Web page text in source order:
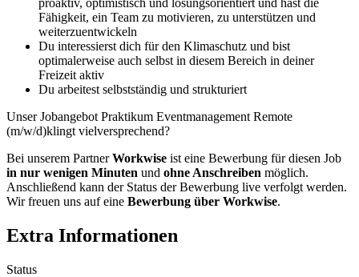
proaktiv, optimistisch und lösungsorientiert und hast die
Fähigkeit, ein Team zu motivieren, zu unterstützen und
weiterzuentwickeln
Du interessierst dich für den Klimaschutz und bist
optimalerweise auch selbst in diesem Bereich in deiner
Freizeit aktiv
Du arbeitest selbstständig und strukturiert
Unser Jobangebot Praktikum Eventmanagement Remote
(m/w/d)klingt vielversprechend?
Bei unserem PartnerWorkwise ist eine Bewerbung für diesen Job
in nur wenigen Minuten und ohne Anschreiben möglich.
Anschließend kann der Status der Bewerbung live verfolgt werden.
Wir freuen uns auf eine Bewerbung über Workwise.
Extra Informationen
Status